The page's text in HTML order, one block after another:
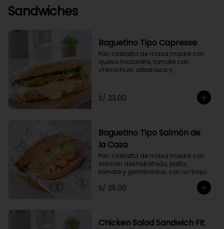
Sandwiches
Baguetino Tipo Capresse
Pan ciabatta de masa madre con
queso mozarella, tomate con
chimichurri, albahaca y
S/ 23.00
Baguetino Tipo Salmón de
la Casa
Pan ciabatta de masa madre con
salmón deshidratado, palta,
tomate y germinados, con un toque
cebolla china.
S/ 25.00
Chicken Salad Sandwich Fit